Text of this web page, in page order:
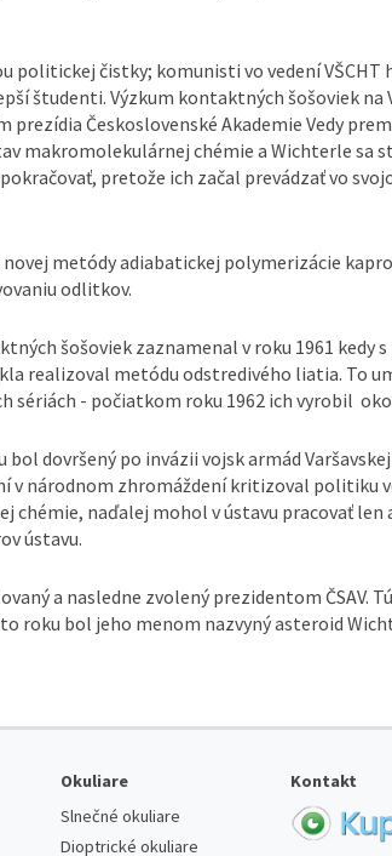
politickej čistky; komunisti vo vedení
študenti. Výzkum kontaktných šošoviek na
prezídia Československé Akademie Vedy
makromolekulárnej chémie a Wichterle sa
pretože ich začal prevádzať vo
novej metódy adiabatickej polymerizácie
odlitkov.
šošoviek zaznamenal v roku 1961 kedy
realizoval metódu odstredivého liatia. To
sériách - počiatkom roku 1962 ich vyrobil
dovršený po invázii vojsk armád
v národnom zhromáždení kritizoval politiku
naďalej mohol v ústavu pracovať len
ústavu.
a nasledne zvolený prezidentom ČSAV.
roku bol jeho menom nazvyný asteroid
Okuliare
Slnečné okuliare
Dioptrické okuliare
Kontakt